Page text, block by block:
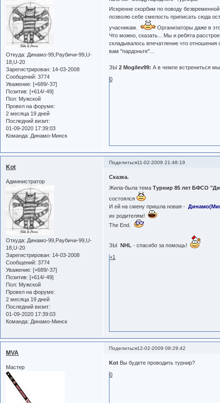
Откуда: Динамо-99,Раубичи-99,U-
18,U-20
Зарегистрирован: 14-03-2008
Сообщений: 3774
Уважение: [+689/-37]
Позитив: [+614/-49]
Пол: Мужской
Провел на форуме:
2 месяца 19 дней
Последний визит:
01-09-2020 17:39:03
Команда: Динамо-Минск
Искренне скорбим по поводу
позволю себе смелость приписать сюда
учасникам.
Организаторы даже в
Что можно, сказать... Мы и ребята
складывалось впечатление что
вам "пардоньте"...
ЗЫ2 Mogilev99: А в чемпе встрениться
0
Поделиться11-02-2009 21:48:19
Kot
Администратор
Откуда: Динамо-99,Раубичи-99,U-
18,U-20
Зарегистрирован: 14-03-2008
Сообщений: 3774
Уважение: [+689/-37]
Позитив: [+614/-49]
Пол: Мужской
Провел на форуме:
2 месяца 19 дней
Последний визит:
01-09-2020 17:39:03
Команда: Динамо-Минск
Сказка.
Жила-была темаТурнир 85 лет БФСО
состоялся
И ей на смену пришла новая -
их родителям!
The End.
ЗЫ NHL - спасибо за помощь!
+1
Поделиться12-02-2009 08:29:42
MVA
Мастер
Kot Вы будете проводить турнир?
0